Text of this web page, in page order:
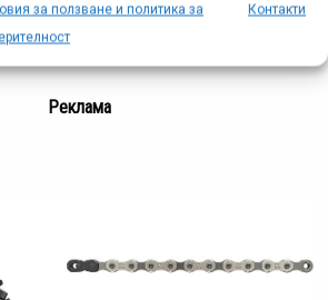
за ползване и политика за
Контакти
Реклама